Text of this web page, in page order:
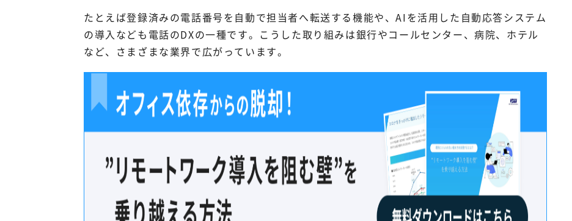
たとえば登録済みの電話番号を自動で担当者へ転送する機能や、AIを活用した自動応答システム
の導入なども電話のDXの一種です。こうした取り組みは銀行やコールセンター、病院、ホテル
など、さまざまな業界で広がっています。